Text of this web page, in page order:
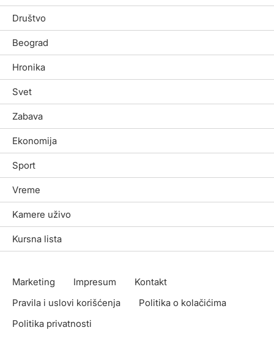
Društvo
Beograd
Hronika
Svet
Zabava
Ekonomija
Sport
Vreme
Kamere uživo
Kursna lista
Marketing Impresum
Kontakt
Pravila i uslovi korišćenja
Politika o kolačićima
Politika privatnosti